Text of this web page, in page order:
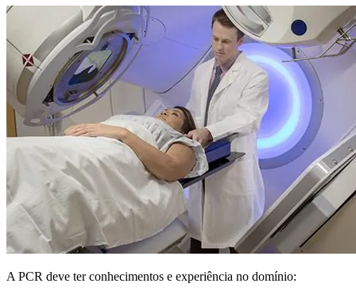
A PCR deve ter conhecimentos e experiência no domínio: